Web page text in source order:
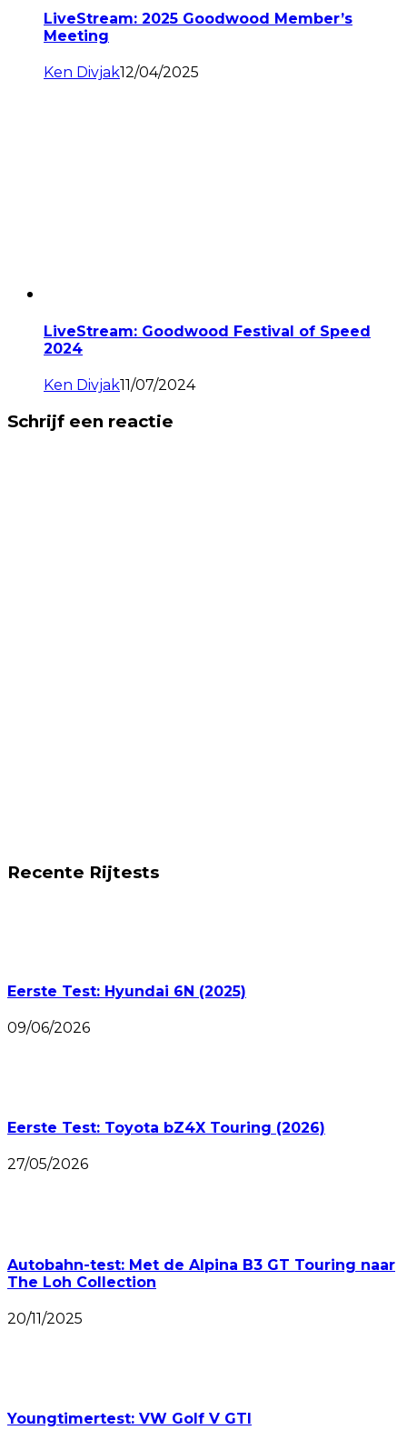
LiveStream: 2025 Goodwood Member’s
Meeting
Ken Divjak12/04/2025
LiveStream: Goodwood Festival of Speed
2024
Ken Divjak11/07/2024
Schrijf een reactie
Recente Rijtests
Eerste Test: Hyundai 6N (2025)
09/06/2026
Eerste Test: Toyota bZ4X Touring (2026)
27/05/2026
Autobahn-test: Met de Alpina B3 GT Touring naar
The Loh Collection
20/11/2025
Youngtimertest: VW Golf V GTI